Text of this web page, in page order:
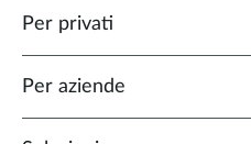
Per privati
Per aziende